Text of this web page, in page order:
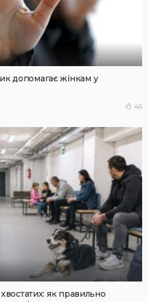
допомагає жінкам у
46
як правильно